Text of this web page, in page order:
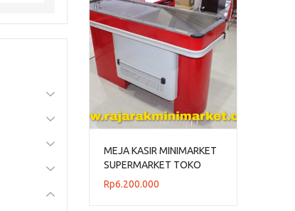
MEJA KASIR MINIMARKET
SUPERMARKET TOKO
MODERN TIPE MK-01BM
Rp6.200.000